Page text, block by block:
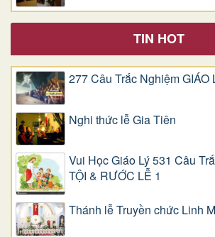
TIN HOT
277 Câu Trắc Nghiệm GIÁO
Nghi thức lễ Gia Tiên
Vui Học Giáo Lý 531 Câu
TỘI & RƯỚC LỄ 1
Thánh lễ Truyền chức Linh